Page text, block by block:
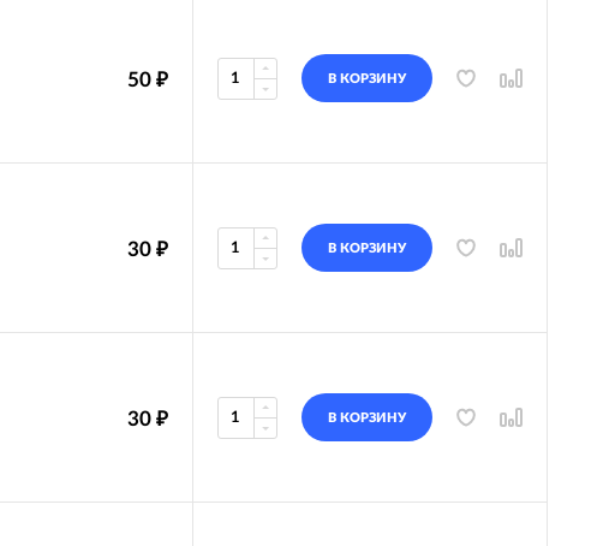
50 ₽ В КОРЗИНУ
30 ₽ В КОРЗИНУ
30 ₽ В КОРЗИНУ